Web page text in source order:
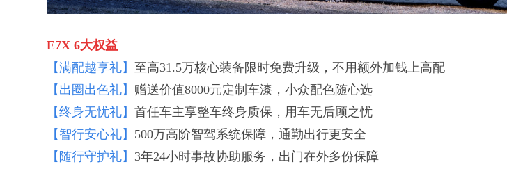
E7X 6大权益
【满配越享礼】 至高31.5万核心装备限时免费升级，不用额外加钱上高配
【出圈出色礼】 赠送价值8000元定制车漆，小众配色随心选
【终身无忧礼】首任车主享整车终身质保，用车无后顾之忧
【智行安心礼】 500万高阶智驾系统保障，通勤出行更安全
【随行守护礼】 3年24小时事故协助服务，出门在外多份保障